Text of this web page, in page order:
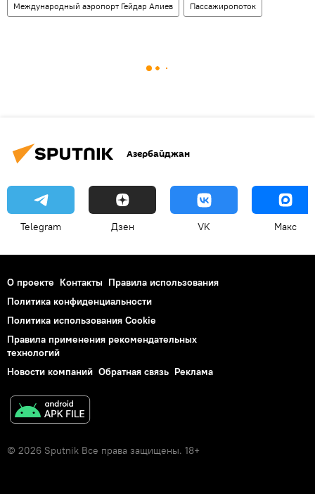
Международный аэропорт Гейдар Алиев Пассажиропоток
Азербайджан
Telegram Дзен VK Макс
О проекте Контакты Правила использования
Политика конфиденциальности
Политика использования Cookie
Правила применения рекомендательных
технологий
Новости компаний Обратная связь Реклама
© 2026 Sputnik Все права защищены. 18+